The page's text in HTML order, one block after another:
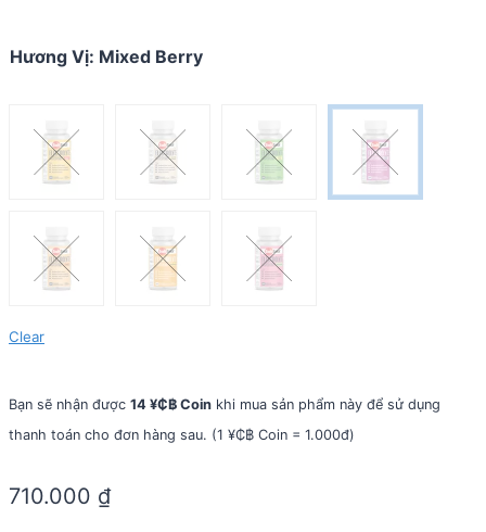
Hương Vị: Mixed Berry
Clear
Bạn sẽ nhận được 14 ¥₵฿ Coin khi mua sản phẩm này để sử dụng
thanh toán cho đơn hàng sau. (1 ¥₵฿ Coin = 1.000đ)
710.000 ₫